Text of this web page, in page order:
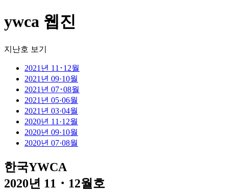
ywca 웹진
지난호 보기
2021년 11･12월
2021년 09·10월
2021년 07･08월
2021년 05·06월
2021년 03·04월
2020년 11·12월
2020년 09·10월
2020년 07·08월
한국YWCA
2020년 11・12월호